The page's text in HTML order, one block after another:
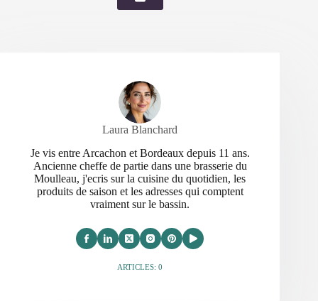
Laura Blanchard
Je vis entre Arcachon et Bordeaux depuis 11 ans.
Ancienne cheffe de partie dans une brasserie du
Moulleau, j'ecris sur la cuisine du quotidien, les
produits de saison et les adresses qui comptent
vraiment sur le bassin.
ARTICLES: 0